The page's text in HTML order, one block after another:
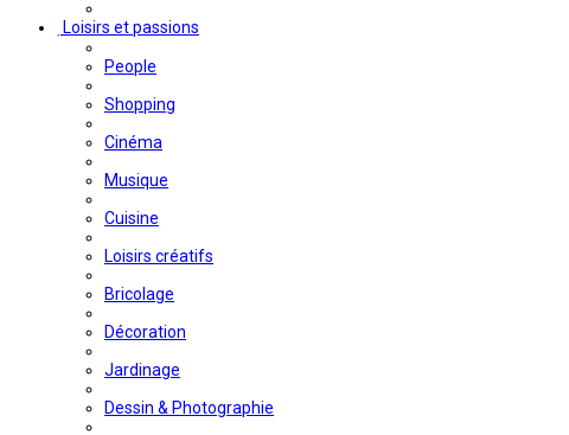
Loisirs et passions
People
Shopping
Cinéma
Musique
Cuisine
Loisirs créatifs
Bricolage
Décoration
Jardinage
Dessin & Photographie